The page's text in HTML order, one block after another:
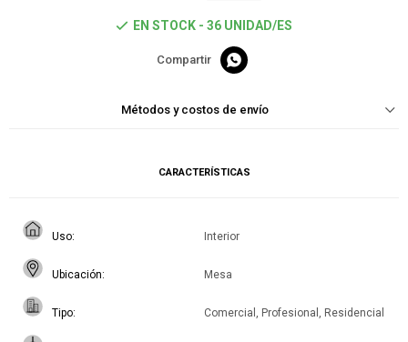
EN STOCK - 36 UNIDAD/ES

Métodos y costos de envío
CARACTERÍSTICAS
Uso Interior
Ubicación Mesa
Tipo Comercial, Profesional, Residencial